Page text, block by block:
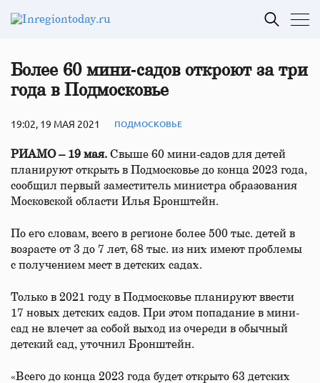
Более 60 мини‑садов откроют за три
года в Подмосковье
19:02, 19 МАЯ 2021 ПОДМОСКОВЬЕ
РИАМО – 19 мая. Свыше 60 мини-садов для детей
планируют открыть в Подмосковье до конца 2023 года,
сообщил первый заместитель министра образования
Московской области Илья Бронштейн.
По его словам, всего в регионе более 500 тыс. детей в
возрасте от 3 до 7 лет, 68 тыс. из них имеют проблемы
с получением мест в детских садах.
Только в 2021 году в Подмосковье планируют ввести
17 новых детских садов. При этом попадание в мини-
сад не влечет за собой выход из очереди в обычный
детский сад, уточнил Бронштейн.
«Всего до конца 2023 года будет открыто 63 детских